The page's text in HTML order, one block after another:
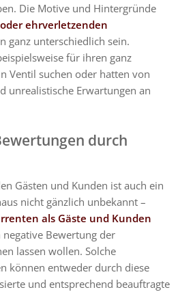
Die Motive und Hintergründe
ehrverletzenden
ganz unterschiedlich sein.
für ihren ganz
Ventil suchen oder hatten von
unrealistische Erwartungen an
durch
Gästen und Kunden ist auch ein
nicht gänzlich unbekannt –
als Gäste und Kunden
Bewertung der
lassen wollen. Solche
können entweder durch diese
und entsprechend beauftragte